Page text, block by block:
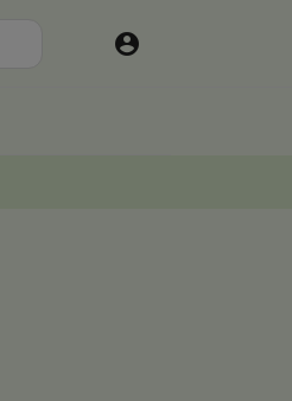
account_circle